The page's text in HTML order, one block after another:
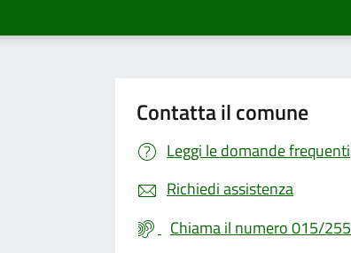
Contatta il comune
Leggi le domande frequenti
Richiedi assistenza
Chiama il numero 015/